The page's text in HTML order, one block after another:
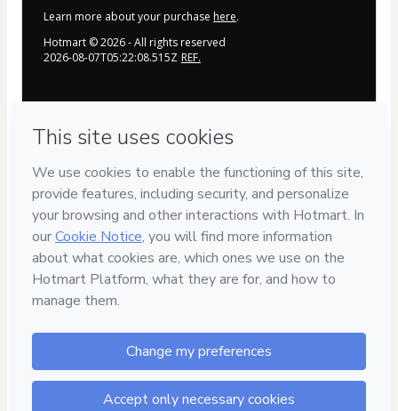
Learn more about your purchase here.
Hotmart ©2026- All rights reserved
2026-08-07T05:22:08.515Z REF.
Your information is 100% secure
Safe purchase
Secure and authenticated environment
Approved content